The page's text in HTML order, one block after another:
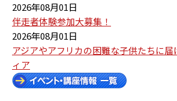
2026年08月01日
伴走者体験参加大募集！
2026年08月01日
アジアやアフリカの困難な子供たちに
ィア